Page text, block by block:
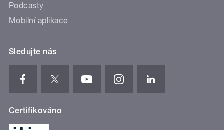
Podcasty
Mobilní aplikace
Sledujte nás
Certifikováno